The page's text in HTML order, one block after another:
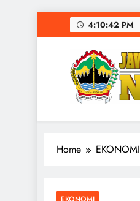
to
4:10:43 PM
Home EKONOMI
EKONOMI